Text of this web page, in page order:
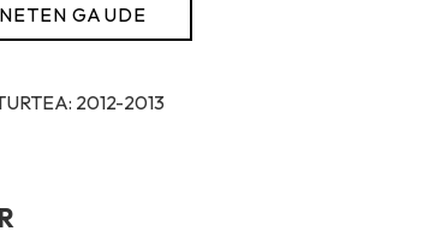
GAUDE
2012-2013